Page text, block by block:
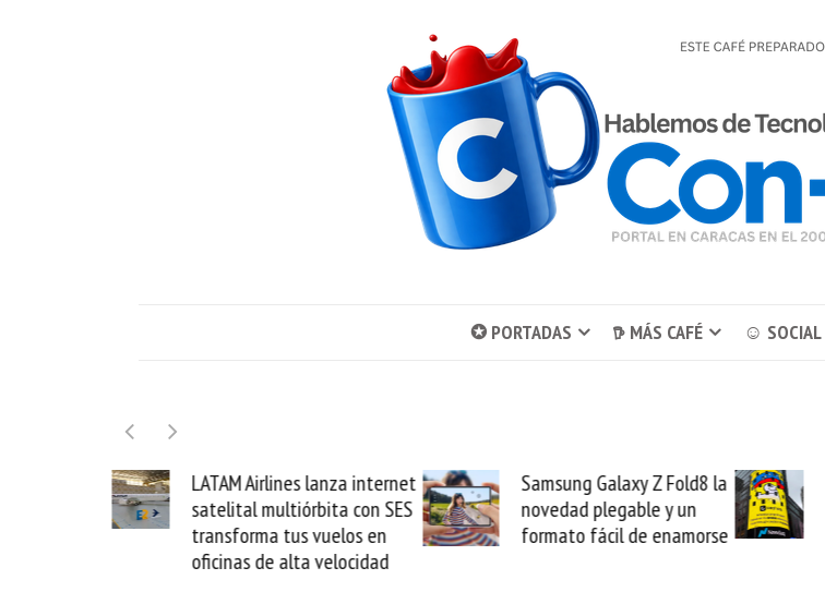
✪ PORTADAS 𖠚 MÁS CAFÉ ☺ SOCIAL
lanza internet
con SES
tus vuelos en
Samsung Galaxy Z Fold8 la
novedad plegable y un
formato fácil de enamorse
Cashea levanta 100
millones de dólares y valida
el crédito del venezolano